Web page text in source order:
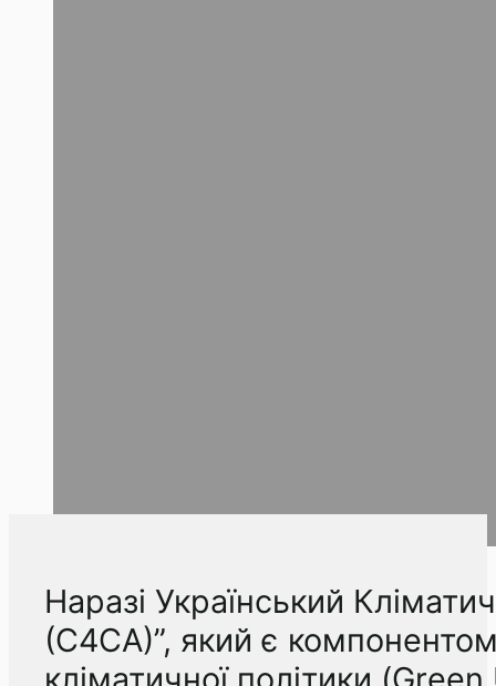
Наразі Український
(C4CA)”, який є